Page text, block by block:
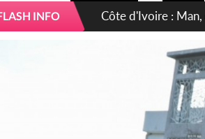
INFO
Côte d'Ivoire :